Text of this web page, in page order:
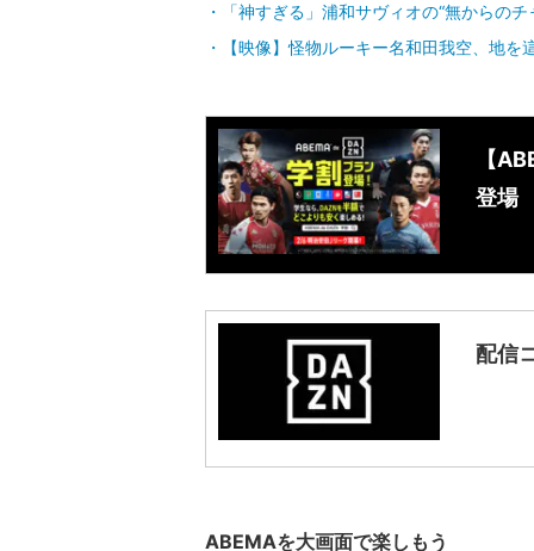
「神すぎる」浦和サヴィオの“無からの
【映像】怪物ルーキー名和田我空、地を
【
登場
配信
ABEMAを大画面で楽しもう